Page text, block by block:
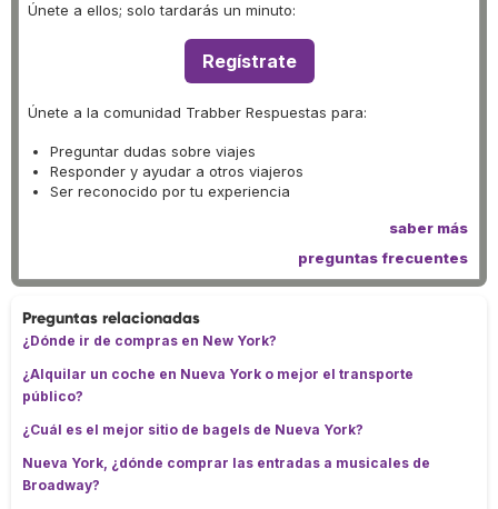
Únete a ellos; solo tardarás un minuto:
Regístrate
Únete a la comunidad Trabber Respuestas para:
Preguntar dudas sobre viajes
Responder y ayudar a otros viajeros
Ser reconocido por tu experiencia
saber más
preguntas frecuentes
Preguntas relacionadas
¿Dónde ir de compras en New York?
¿Alquilar un coche en Nueva York o mejor el transporte
público?
¿Cuál es el mejor sitio de bagels de Nueva York?
Nueva York, ¿dónde comprar las entradas a musicales de
Broadway?